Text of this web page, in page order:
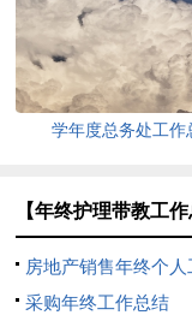
学年度总务处工作
【年终护理带教工
房地产销售年终个
采购年终工作总结